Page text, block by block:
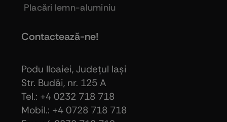
Placări lemn-aluminiu
Contactează-ne!
Podu Iloaiei, Judeţul Iaşi
Str. Budăi, nr. 125 A
Tel.: +4 0232 718 718
Mobil.: +4 0728 718 718